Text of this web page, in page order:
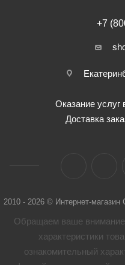
+7
Оказание
Доставка
2010 - 2026 © Интернет-
Обращаем ваше
характеристики
ознакомительный